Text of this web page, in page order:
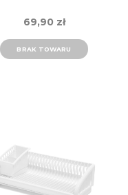
69,90 zł
BRAK TOWARU